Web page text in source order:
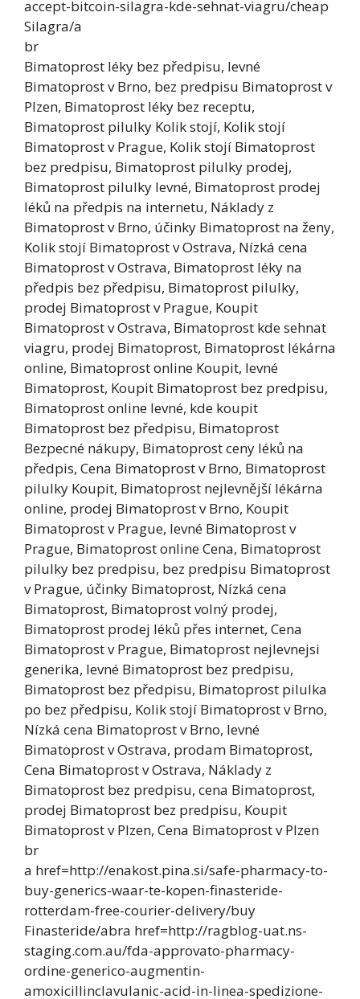
accept-bitcoin-silagra-kde-sehnat-viagru/cheap
Silagra/a
br
Bimatoprost léky bez předpisu, levné
Bimatoprost v Brno, bez predpisu Bimatoprost v
Plzen, Bimatoprost léky bez receptu,
Bimatoprost pilulky Kolik stojí, Kolik stojí
Bimatoprost v Prague, Kolik stojí Bimatoprost
bez predpisu, Bimatoprost pilulky prodej,
Bimatoprost pilulky levné, Bimatoprost prodej
léků na předpis na internetu, Náklady z
Bimatoprost v Brno, účinky Bimatoprost na ženy,
Kolik stojí Bimatoprost v Ostrava, Nízká cena
Bimatoprost v Ostrava, Bimatoprost léky na
předpis bez předpisu, Bimatoprost pilulky,
prodej Bimatoprost v Prague, Koupit
Bimatoprost v Ostrava, Bimatoprost kde sehnat
viagru, prodej Bimatoprost, Bimatoprost lékárna
online, Bimatoprost online Koupit, levné
Bimatoprost, Koupit Bimatoprost bez predpisu,
Bimatoprost online levné, kde koupit
Bimatoprost bez předpisu, Bimatoprost
Bezpecné nákupy, Bimatoprost ceny léků na
předpis, Cena Bimatoprost v Brno, Bimatoprost
pilulky Koupit, Bimatoprost nejlevnější lékárna
online, prodej Bimatoprost v Brno, Koupit
Bimatoprost v Prague, levné Bimatoprost v
Prague, Bimatoprost online Cena, Bimatoprost
pilulky bez predpisu, bez predpisu Bimatoprost
v Prague, účinky Bimatoprost, Nízká cena
Bimatoprost, Bimatoprost volný prodej,
Bimatoprost prodej léků přes internet, Cena
Bimatoprost v Prague, Bimatoprost nejlevnejsi
generika, levné Bimatoprost bez predpisu,
Bimatoprost bez předpisu, Bimatoprost pilulka
po bez předpisu, Kolik stojí Bimatoprost v Brno,
Nízká cena Bimatoprost v Brno, levné
Bimatoprost v Ostrava, prodam Bimatoprost,
Cena Bimatoprost v Ostrava, Náklady z
Bimatoprost bez predpisu, cena Bimatoprost,
prodej Bimatoprost bez predpisu, Koupit
Bimatoprost v Plzen, Cena Bimatoprost v Plzen
br
a href=http://enakost.pina.si/safe-pharmacy-to-
buy-generics-waar-te-kopen-finasteride-
rotterdam-free-courier-delivery/buy
Finasteride/abra href=http://ragblog-uat.ns-
staging.com.au/fda-approvato-pharmacy-
ordine-generico-augmentin-
amoxicillinclavulanic-acid-in-linea-spedizione-